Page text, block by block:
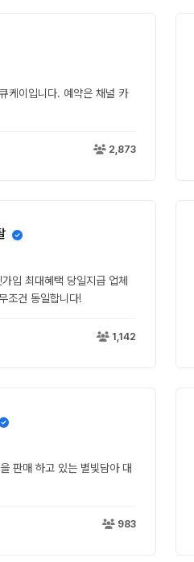
2,873
입 최대혜택 당일지급 업체
조건 동일합니다!
1,142
판매 하고 있는 별빛담아 대
983